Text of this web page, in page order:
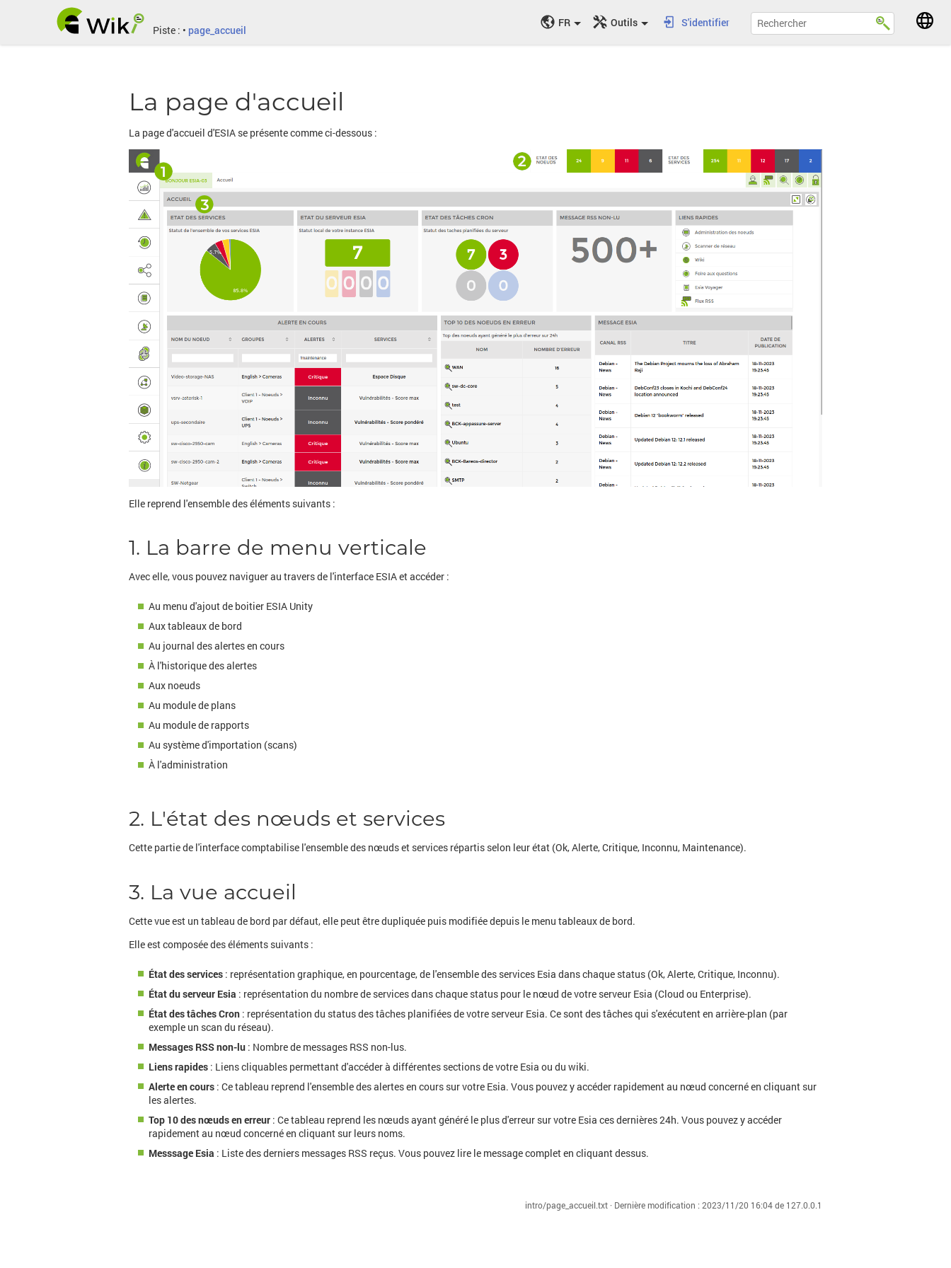
Piste : • page_accueil
FR Outils S'identifier
La page d'accueil
La page d'accueil d'ESIA se présente comme ci-dessous :
Elle reprend l'ensemble des éléments suivants :
1. La barre de menu verticale
Avec elle, vous pouvez naviguer au travers de l'interface ESIA et accéder :
Au menu d'ajout de boitier ESIA Unity
Aux tableaux de bord
Au journal des alertes en cours
À l'historique des alertes
Aux noeuds
Au module de plans
Au module de rapports
Au système d'importation (scans)
À l'administration
2. L'état des nœuds et services
Cette partie de l'interface comptabilise l'ensemble des nœuds et services répartis selon leur état (Ok, Alerte, Critique, Inconnu, Maintenance).
3. La vue accueil
Cette vue est un tableau de bord par défaut, elle peut être dupliquée puis modifiée depuis le menu tableaux de bord.
Elle est composée des éléments suivants :
État des services : représentation graphique, en pourcentage, de l'ensemble des services Esia dans chaque status (Ok, Alerte, Critique, Inconnu).
État du serveur Esia : représentation du nombre de services dans chaque status pour le nœud de votre serveur Esia (Cloud ou Enterprise).
État des tâches Cron : représentation du status des tâches planifiées de votre serveur Esia. Ce sont des tâches qui s'exécutent en arrière-plan (par
exemple un scan du réseau).
Messages RSS non-lu : Nombre de messages RSS non-lus.
Liens rapides : Liens cliquables permettant d'accéder à différentes sections de votre Esia ou du wiki.
Alerte en cours : Ce tableau reprend l'ensemble des alertes en cours sur votre Esia. Vous pouvez y accéder rapidement au nœud concerné en cliquant sur
les alertes.
Top 10 des nœuds en erreur : Ce tableau reprend les nœuds ayant généré le plus d'erreur sur votre Esia ces dernières 24h. Vous pouvez y accéder
rapidement au nœud concerné en cliquant sur leurs noms.
Messsage Esia : Liste des derniers messages RSS reçus. Vous pouvez lire le message complet en cliquant dessus.
intro/page_accueil.txt · Dernière modification : 2023/11/20 16:04de 127.0.0.1